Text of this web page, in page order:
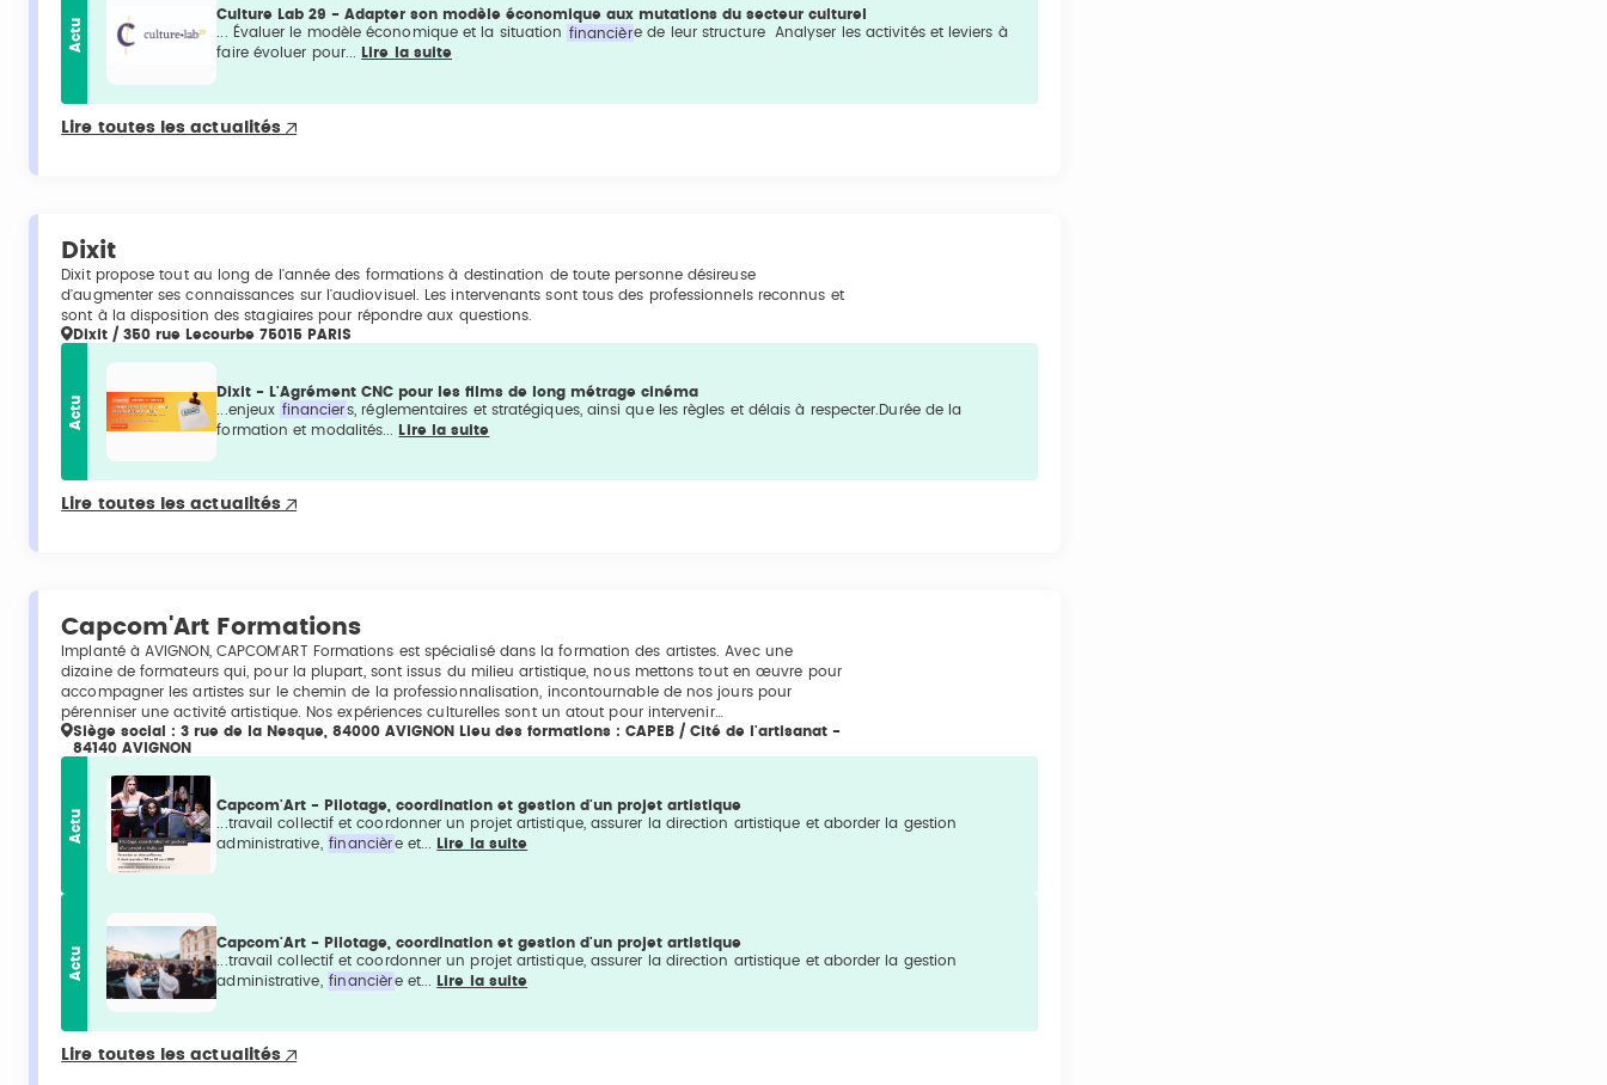
Actu
Culture Lab 29 - Adapter son modèle économique aux mutations du secteur culturel
... Évaluer le modèle économique et la situation financière de leur structure Analyser les activités et leviers à
faire évoluer pour...
Lire la suite
Lire toutes les actualités
Dixit
Dixit propose tout au long de l'année des formations à destination de toute personne désireuse
d'augmenter ses connaissances sur l'audiovisuel. Les intervenants sont tous des professionnels reconnus et
sont à la disposition des stagiaires pour répondre aux questions.
Dixit / 350 rue Lecourbe 75015 PARIS
Actu
Dixit - L'Agrément CNC pour les films de long métrage cinéma
...enjeux financiers, réglementaires et stratégiques, ainsi que les règles et délais à respecter.Durée de la
formation et modalités...
Lire la suite
Lire toutes les actualités
Capcom'Art Formations
Implanté à AVIGNON, CAPCOM'ART Formations est spécialisé dans la formation des artistes. Avec une
dizaine de formateurs qui, pour la plupart, sont issus du milieu artistique, nous mettons tout en œuvre pour
accompagner les artistes sur le chemin de la professionnalisation, incontournable de nos jours pour
pérenniser une activité artistique. Nos expériences culturelles sont un atout pour intervenir…
Siège social : 3 rue de la Nesque, 84000 AVIGNON Lieu des formations : CAPEB / Cité de l'artisanat -
84140 AVIGNON
Actu
Capcom'Art - Pilotage, coordination et gestion d'un projet artistique
...travail collectif et coordonner un projet artistique, assurer la direction artistique et aborder la gestion
administrative,
financière et... Lire la suite
Actu
Capcom'Art - Pilotage, coordination et gestion d'un projet artistique
...travail collectif et coordonner un projet artistique, assurer la direction artistique et aborder la gestion
administrative,
financière et... Lire la suite
Lire toutes les actualités